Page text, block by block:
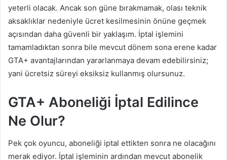
yeterli olacak. Ancak son güne bırakmamak, olası teknik
aksaklıklar nedeniyle ücret kesilmesinin önüne geçmek
açısından daha güvenli bir yaklaşım. İptal işlemini
tamamladıktan sonra bile mevcut dönem sona erene kadar
GTA+ avantajlarından yararlanmaya devam edebilirsiniz;
yani ücretsiz süreyi eksiksiz kullanmış olursunuz.
GTA+ Aboneliği İptal Edilince
Ne Olur?
Pek çok oyuncu, aboneliği iptal ettikten sonra ne olacağını
merak ediyor. İptal işleminin ardından mevcut abonelik